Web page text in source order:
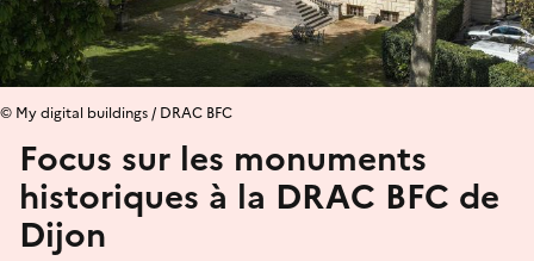
Focus sur les monuments
historiques à la DRAC BFC de
Dijon
© My digital buildings / DRAC BFC